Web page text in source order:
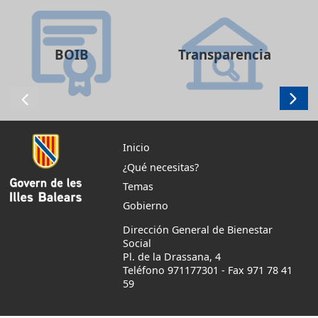
BOIB Transparencia
Inicio
¿Qué necesitas?
Temas
Gobierno
Dirección General de Bienestar
Social
Pl. de la Drassana, 4
Teléfono 971177301 - Fax 971 78 41
59